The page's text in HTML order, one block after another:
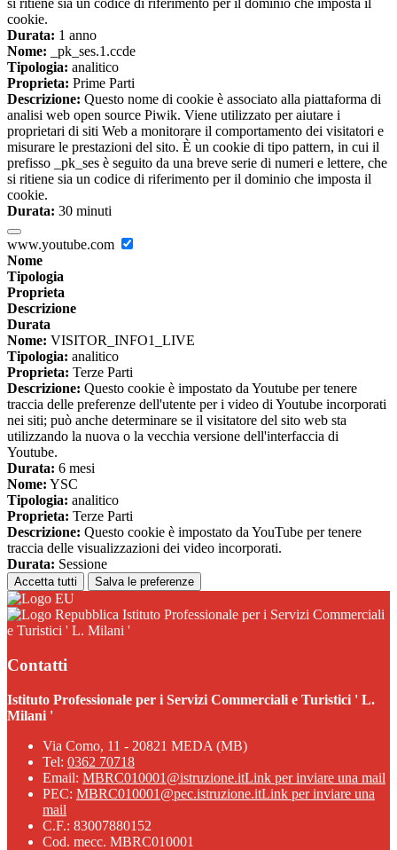
si ritiene sia un codice di riferimento per il dominio che imposta il
cookie.
Durata: 1 anno
Nome: _pk_ses.1.ccde
Tipologia: analitico
Proprieta: Prime Parti
Descrizione: Questo nome di cookie è associato alla piattaforma di
analisi web open source Piwik. Viene utilizzato per aiutare i
proprietari di siti Web a monitorare il comportamento dei visitatori e
misurare le prestazioni del sito. È un cookie di tipo pattern, in cui il
prefisso _pk_ses è seguito da una breve serie di numeri e lettere, che
si ritiene sia un codice di riferimento per il dominio che imposta il
cookie.
Durata: 30 minuti
www.youtube.com
Nome
Tipologia
Proprieta
Descrizione
Durata
Nome: VISITOR_INFO1_LIVE
Tipologia: analitico
Proprieta: Terze Parti
Descrizione: Questo cookie è impostato da Youtube per tenere
traccia delle preferenze dell'utente per i video di Youtube incorporati
nei siti; può anche determinare se il visitatore del sito web sta
utilizzando la nuova o la vecchia versione dell'interfaccia di
Youtube.
Durata: 6 mesi
Nome: YSC
Tipologia: analitico
Proprieta: Terze Parti
Descrizione: Questo cookie è impostato da YouTube per tenere
traccia delle visualizzazioni dei video incorporati.
Durata: Sessione
Accetta tutti Salva le preferenze
Istituto Professionale per i Servizi Commerciali
e Turistici ' L. Milani '
Contatti
Istituto Professionale per i Servizi Commerciali e Turistici ' L.
Milani '
Via Como, 11 - 20821 MEDA (MB)
Tel: 0362 70718
Email: MBRC010001@istruzione.itLink per inviare una mail
PEC: MBRC010001@pec.istruzione.itLink per inviare una
mail
C.F.: 83007880152
Cod. mecc. MBRC010001